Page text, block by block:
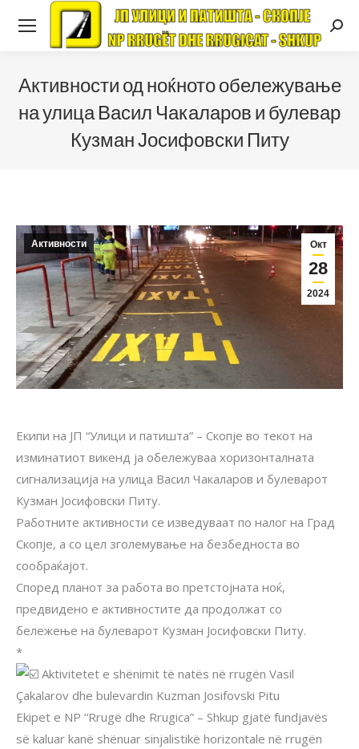
Активности од ноќното обележување
на улица Васил Чакаларов и булевар
Кузман Јосифовски Питу
Окт
28
2024
Активности
Екипи на ЈП “Улици и патишта” – Скопје во текот на
изминатиот викенд ја обележуваа хоризонталната
сигнализација на улица Васил Чакаларов и булеварот
Кузман Јосифовски Питу.
Работните активности се изведуваат по налог на Град
Скопје, а со цел зголемување на безбедноста во
сообраќајот.
Според планот за работа во претстојната ноќ,
предвидено е активностите да продолжат со
бележење на булеварот Кузман Јосифовски Питу.
*
Aktivitetet e shënimit të natës në rrugën Vasil
Çakalarov dhe bulevardin Kuzman Josifovski Pitu
Ekipet e NP “Rrugë dhe Rrugica” – Shkup gjatë fundjavës
së kaluar kanë shënuar sinjalistikë horizontale në rrugën